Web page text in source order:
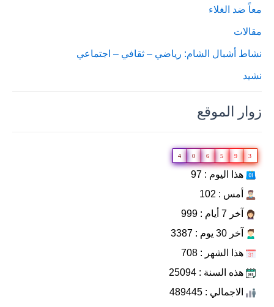
معاً ضد الغلاء
مقالات
نشاط أشبال الشام: رياضي – ثقافي – اجتماعي
نشيد
زوار الموقع
4 0 6 5 9 3
هذا اليوم : 97
أمس : 102
آخر 7 أيام : 999
آخر 30 يوم : 3387
هذا الشهر : 708
هذه السنة : 25094
الاجمالي : 489445